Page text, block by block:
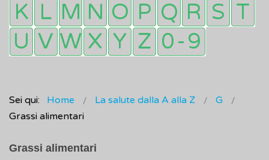
Sei qui: Home La salute dalla A alla Z
G
Grassi alimentari
Grassi alimentari